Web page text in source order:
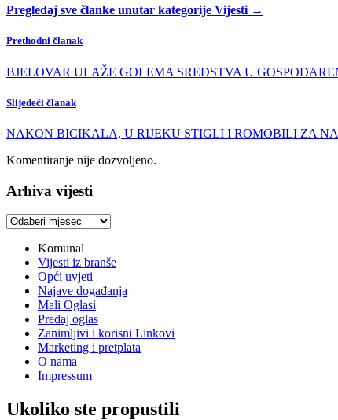
Pregledaj sve članke unutar kategorije Vijesti →
Prethodni članak
BJELOVAR ULAŽE GOLEMA SREDSTVA U
Slijedeći članak
NAKON BICIKALA, U RIJEKU STIGLI I ROMOBILI ZA
Komentiranje nije dozvoljeno.
Arhiva vijesti
Arhiva
Komunal
Vijesti iz branše
Opći uvjeti
Najave događanja
Mali Oglasi
Predaj oglas
Zanimljivi i korisni Linkovi
Marketing i pretplata
O nama
Impressum
Ukoliko ste propustili